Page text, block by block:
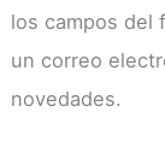
los campos del
un correo
novedades.